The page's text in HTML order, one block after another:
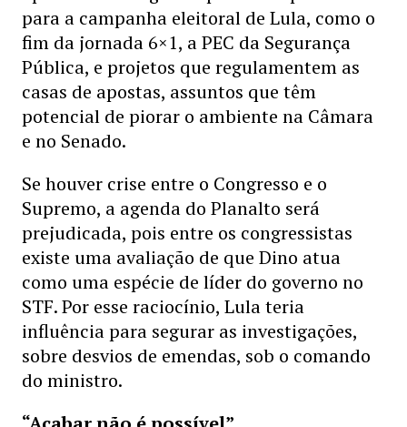
para a campanha eleitoral de Lula, como o
fim da jornada 6×1, a PEC da Segurança
Pública, e projetos que regulamentem as
casas de apostas, assuntos que têm
potencial de piorar o ambiente na Câmara
e no Senado.
Se houver crise entre o Congresso e o
Supremo, a agenda do Planalto será
prejudicada, pois entre os congressistas
existe uma avaliação de que Dino atua
como uma espécie de líder do governo no
STF. Por esse raciocínio, Lula teria
influência para segurar as investigações,
sobre desvios de emendas, sob o comando
do ministro.